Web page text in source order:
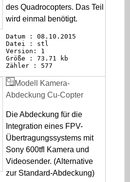
des Quadrocopters. Das Teil
wird einmal benötigt.
Datum : 08.10.2015
Datei : stl
Version: 1
Größe : 73.71 kb
Zähler : 577
Modell Kamera-
Abdeckung Cu-Copter
Die Abdeckung für die
Integration eines FPV-
Übertragungssystems mit
Sony 600tfl Kamera und
Videosender. (Alternative
zur Standard-Abdeckung)